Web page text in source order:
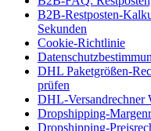
B2B-Restposten-
Sekunden
Cookie-Richtlinie
DHL Paketgrößen-
prüfen
DHL-Versandrechner
Dropshipping-
Dropshipping-